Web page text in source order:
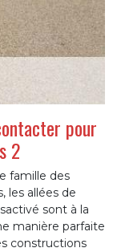
pour
2
famille des
les allées de
sont à la
manière parfaite
constructions